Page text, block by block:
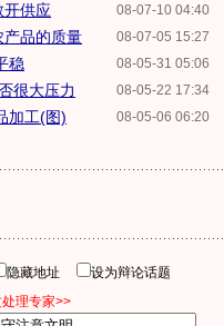
08-07-10 04:40
供应
08-07-05 15:27
产品的质量
08-05-31 05:06
稳
08-05-22 17:34
很大压力
08-05-06 06:20
加工(图)
隐藏地址
设为辩论话题
理专家>>